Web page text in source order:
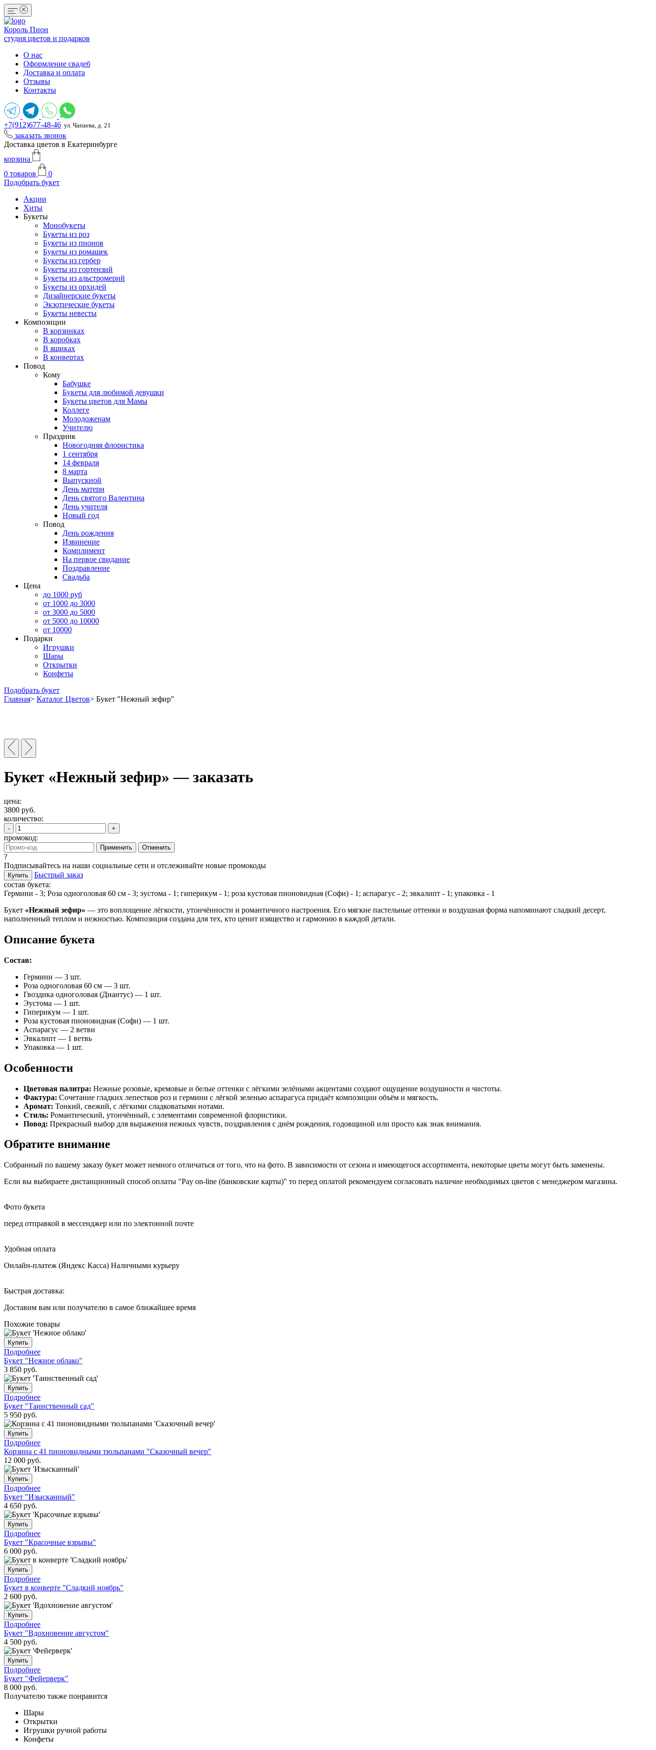
Король Пион
студия цветов и подарков
О нас
Оформление свадеб
Доставка и оплата
Отзывы
Контакты
+7(912)677-48-46 ул. Чапаева, д. 21
заказать звонок
Доставка цветов в Екатеринбурге
корзина
0 товаров
0
Подобрать букет
Акции
Хиты
Букеты
Монобукеты
Букеты из роз
Букеты из пионов
Букеты из ромашек
Букеты из гербер
Букеты из гортензий
Букеты из альстромерий
Букеты из орхидей
Дизайнерские букеты
Экзотические букеты
Букеты невесты
Композиции
В корзинках
В коробках
В ящиках
В конвертах
Повод
Кому
Бабушке
Букеты для любимой девушки
Букеты цветов для Мамы
Коллеге
Молодоженам
Учителю
Праздник
Новогодняя флористика
1 сентября
14 февраля
8 марта
Выпускной
День матери
День святого Валентина
День учителя
Новый год
Повод
День рождения
Извинение
Комплимент
На первое свидание
Поздравление
Свадьба
Цена
до 1000 руб
от 1000 до 3000
от 3000 до 5000
от 5000 до 10000
от 10000
Подарки
Игрушки
Шары
Открытки
Конфеты
Подобрать букет
Главная> Каталог Цветов> Букет "Нежный зефир"
Букет «Нежный зефир» — заказать
цена:
3800 руб.
количество:
- +
промокод:
Применить Отменить
?
Подписывайтесь на наши социальные сети и отслеживайте новые промокоды
Купить
Быстрый заказ
состав букета:
Гермини - 3; Роза одноголовая 60 см - 3; эустома - 1; гиперикум - 1; роза кустовая пионовидная (Софи) - 1; аспарагус - 2; эвкалипт - 1; упаковка - 1
Букет «Нежный зефир» — это воплощение лёгкости, утончённости и романтичного настроения. Его мягкие пастельные оттенки и воздушная форма напоминают сладкий десерт,
наполненный теплом и нежностью. Композиция создана для тех, кто ценит изящество и гармонию в каждой детали.
Описание букета
Состав:
Гермини — 3 шт.
Роза одноголовая 60 см — 3 шт.
Гвоздика одноголовая (Диантус) — 1 шт.
Эустома — 1 шт.
Гиперикум — 1 шт.
Роза кустовая пионовидная (Софи) — 1 шт.
Аспарагус — 2 ветви
Эвкалипт — 1 ветвь
Упаковка — 1 шт.
Особенности
Цветовая палитра: Нежные розовые, кремовые и белые оттенки с лёгкими зелёными акцентами создают ощущение воздушности и чистоты.
Фактура: Сочетание гладких лепестков роз и гермини с лёгкой зеленью аспарагуса придаёт композиции объём и мягкость.
Аромат: Тонкий, свежий, с лёгкими сладковатыми нотами.
Стиль: Романтический, утончённый, с элементами современной флористики.
Повод: Прекрасный выбор для выражения нежных чувств, поздравления с днём рождения, годовщиной или просто как знак внимания.
Обратите внимание
Собранный по вашему заказу букет может немного отличаться от того, что на фото. В зависимости от сезона и имеющегося ассортимента, некоторые цветы могут быть заменены.
Если вы выбираете дистанционный способ оплаты "Pay on-line (банковские карты)" то перед оплатой рекомендуем согласовать наличие необходимых цветов с менеджером магазина.
Фото букета
перед отправкой в мессенджер или по электонной почте
Удобная оплата
Онлайн-платеж (Яндекс Касса) Наличными курьеру
Быстрая доставка:
Доставим вам или получателю в самое ближайшее время
Похожие товары
Купить
Подробнее
Букет "Нежное облако"
3 850 руб.
Купить
Подробнее
Букет "Таинственный сад"
5 950 руб.
Купить
Подробнее
Корзина с 41 пионовидными тюльпанами "Сказочный вечер"
12 000 руб.
Купить
Подробнее
Букет "Изысканный"
4 650 руб.
Купить
Подробнее
Букет "Красочные взрывы"
6 000 руб.
Купить
Подробнее
Букет в конверте "Сладкий ноябрь"
2 600 руб.
Купить
Подробнее
Букет "Вдохновение августом"
4 500 руб.
Купить
Подробнее
Букет "Фейерверк"
8 000 руб.
Получателю также понравится
Шары
Открытки
Игрушки ручной работы
Конфеты